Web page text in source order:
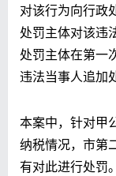
对该行为向行政
处罚主体对该违
处罚主体在第一
违法当事人追加
本案中，针对甲
纳税情况，市第
有对此进行处罚